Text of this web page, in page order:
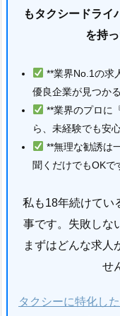
もタクシードライ
を持っ
**業界No.1の求
優良企業が見つかる
**業界のプロに
ら、未経験でも安心
**無理な勧誘は
聞くだけでもOKで
私も18年続けてい
事です。失敗しな
まずはどんな求人
せ
タクシーに特化し